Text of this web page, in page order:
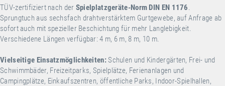
TÜV-zertifiziert nach der Spielplatzgeräte-Norm DIN EN 1176.
Sprungtuch aus sechsfach drahtverstärktem Gurtgewebe, auf Anfrage ab
sofort auch mit spezieller Beschichtung für mehr Langlebigkeit.
Verschiedene Längen verfügbar: 4 m, 6 m, 8 m, 10 m.
Vielseitige Einsatzmöglichkeiten:Schulen und Kindergärten, Frei- und
Schwimmbäder, Freizeitparks, Spielplätze, Ferienanlagen und
Campingplätze, Einkaufszentren, öffentliche Parks, Indoor-Spielhallen,